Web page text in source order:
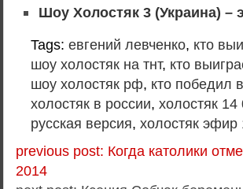
Шоу Холостяк 3 (Украина) –
Tags: евгений левченко, кто
шоу холостяк на тнт, кто
шоу холостяк рф, кто победил
холостяк в россии, холостяк 14
русская версия, холостяк эфир
previous post: Когда католики
2014